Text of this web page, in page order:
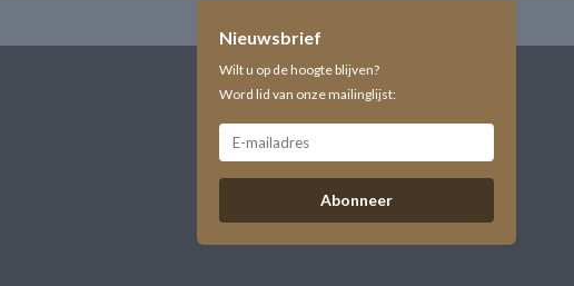
Nieuwsbrief
Wilt u op de hoogte blijven?
Word lid van onze mailinglijst:
Abonneer